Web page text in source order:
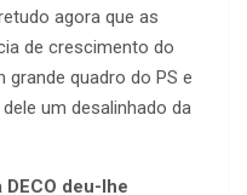
agora que as
de crescimento do
grande quadro do PS e
um desalinhado da
deu-lhe